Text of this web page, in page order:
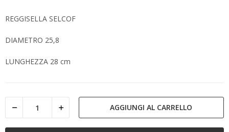
REGGISELLA SELCOF
DIAMETRO 25,8
LUNGHEZZA 28 cm
AGGIUNGI AL CARRELLO